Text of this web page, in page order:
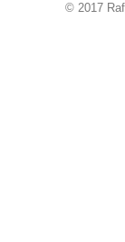
© 2017